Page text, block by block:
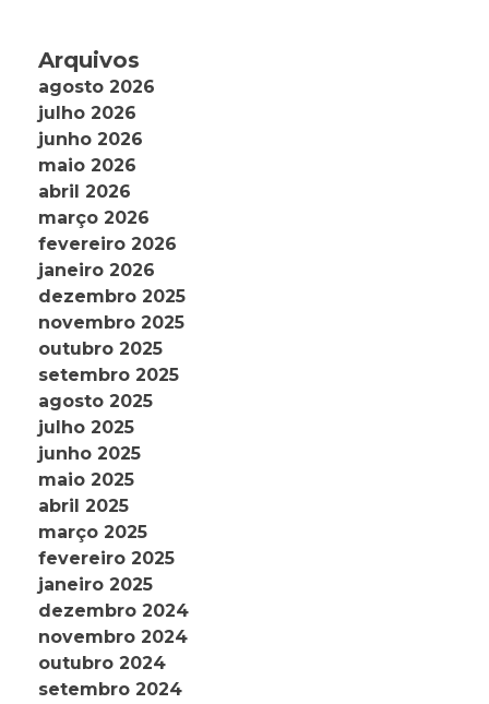
Arquivos
agosto 2026
julho 2026
junho 2026
maio 2026
abril 2026
março 2026
fevereiro 2026
janeiro 2026
dezembro 2025
novembro 2025
outubro 2025
setembro 2025
agosto 2025
julho 2025
junho 2025
maio 2025
abril 2025
março 2025
fevereiro 2025
janeiro 2025
dezembro 2024
novembro 2024
outubro 2024
setembro 2024